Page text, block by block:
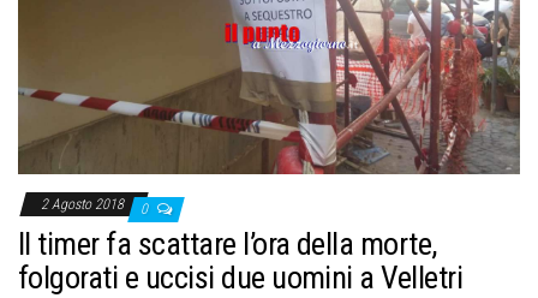
2 Agosto 2018 0
Il timer fa scattare l’ora della morte,
folgorati e uccisi due uomini a Velletri